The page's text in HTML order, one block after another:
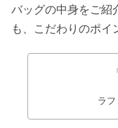
バッグの中身をご紹
も、こだわりのポイ
ラ